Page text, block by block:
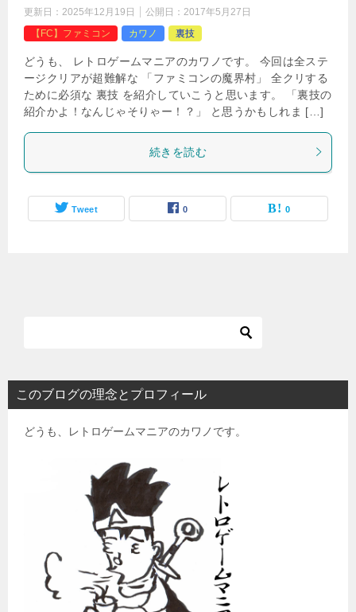
更新日： 2025年12月19日 公開日： 2017年5月27日
【FC】ファミコン
カワノ 裏技
どうも、 レトロゲームマニアのカワノです。 今回は全ステ
ージクリアが超難解な 「ファミコンの魔界村」 全クリする
ために必須な 裏技 を紹介していこうと思います。 「裏技の
紹介かよ！なんじゃそりゃー！？」 と思うかもしれま […]
続きを読む
Tweet 0 0
このブログの理念とプロフィール
どうも、レトロゲームマニアのカワノです。